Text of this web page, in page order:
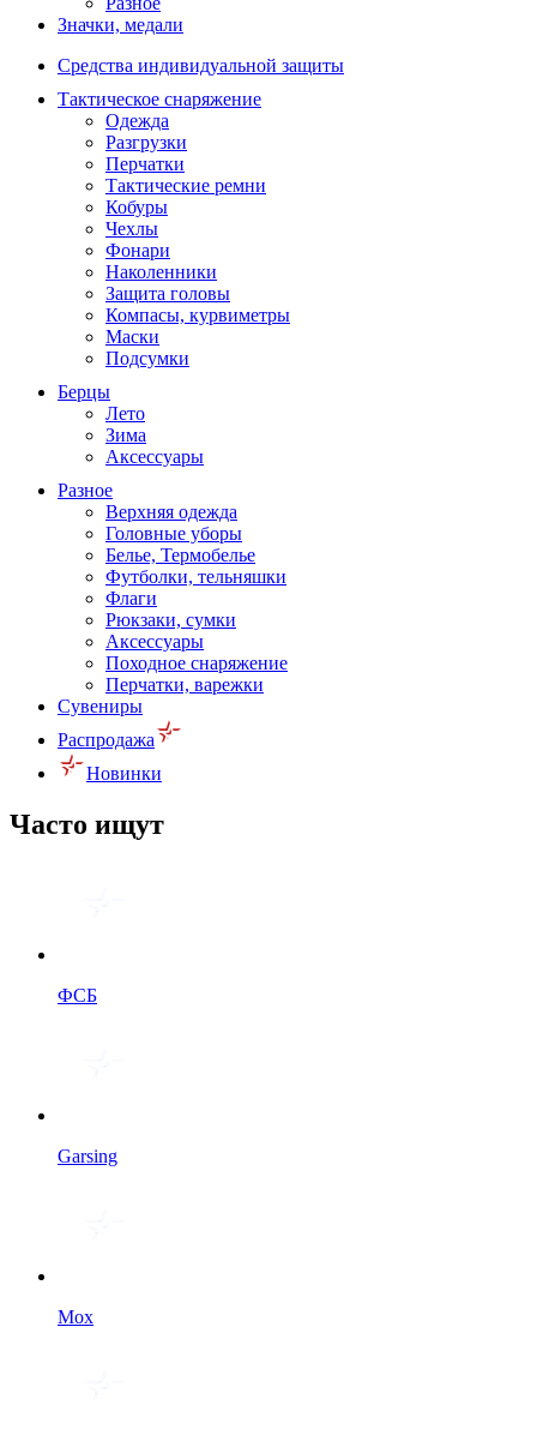
Значки, медали
Средства индивидуальной защиты
Тактическое снаряжение
Одежда
Разгрузки
Перчатки
Тактические ремни
Кобуры
Чехлы
Фонари
Наколенники
Защита головы
Компасы, курвиметры
Маски
Подсумки
Берцы
Лето
Зима
Аксессуары
Разное
Верхняя одежда
Головные уборы
Белье, Термобелье
Футболки, тельняшки
Флаги
Рюкзаки, сумки
Аксессуары
Походное снаряжение
Перчатки, варежки
Сувениры
Распродажа
Новинки
Часто ищут
ФСБ
Garsing
Мох